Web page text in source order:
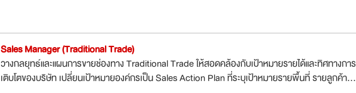
Sales Manager (Traditional Trade)
วางกลยุทธ์และแผนการขายช่องทาง Traditional Trade ให้สอดคล้องกับเป้าหมายรายได้และทิศทางการ
เติบโตของบริษัท เปลี่ยนเป้าหมายองค์กรเป็น Sales Action Plan ที่ระบุเป้าหมายรายพื้นที่ รายลูกค้า...